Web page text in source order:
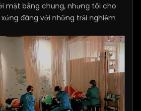
mặt bằng chung, nhưng tôi cho
đáng với những trải nghiệm